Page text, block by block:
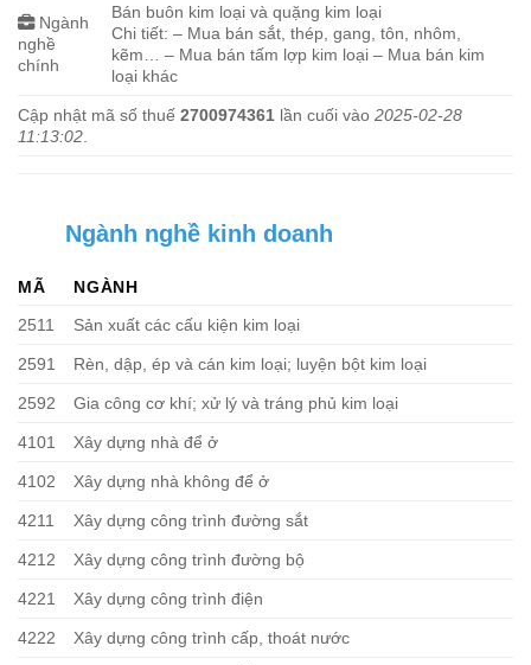
Ngành
nghề
chính
Bán buôn kim loại và quặng kim loại
Chi tiết: – Mua bán sắt, thép, gang, tôn, nhôm,
kẽm… – Mua bán tấm lợp kim loại – Mua bán kim
loại khác
Cập nhật mã số thuế 2700974361 lần cuối vào 2025-02-28
11:13:02
Ngành nghề kinh doanh
MÃ
NGÀNH
2511
Sản xuất các cấu kiện kim loại
2591 Rèn, dập, ép và cán kim loại; luyện bột kim loại
2592 Gia công cơ khí; xử lý và tráng phủ kim loại
4101 Xây dựng nhà để ở
4102 Xây dựng nhà không để ở
4211 Xây dựng công trình đường sắt
4212 Xây dựng công trình đường bộ
4221 Xây dựng công trình điện
4222 Xây dựng công trình cấp, thoát nước